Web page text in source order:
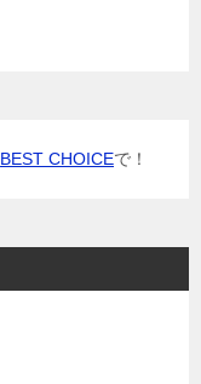
BEST CHOICEで！